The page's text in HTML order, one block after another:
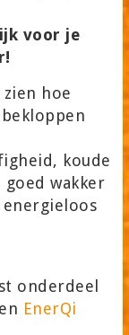
voor je
hoe
koude
wakker
energieloos
onderdeel
en EnerQi